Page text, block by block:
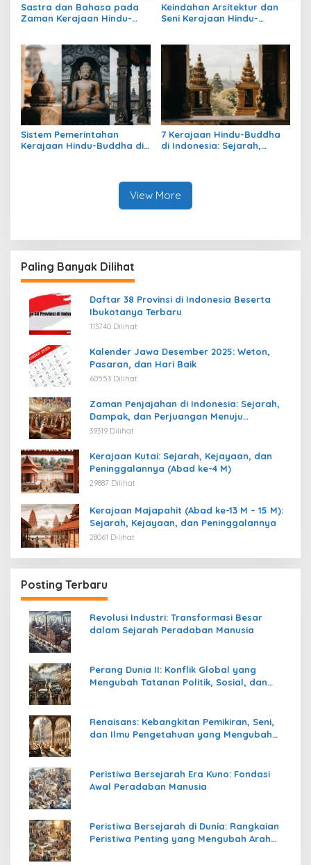
Sastra dan Bahasa pada
Zaman Kerajaan Hindu-
Keindahan Arsitektur dan
Seni Kerajaan Hindu-
Sistem Pemerintahan
Kerajaan Hindu-Buddha di
7 Kerajaan Hindu-Buddha
di Indonesia: Sejarah,
View More
Paling Banyak Dilihat
Daftar 38 Provinsi di Indonesia Beserta
Ibukotanya Terbaru
113740 Dilihat
Kalender Jawa Desember 2025: Weton,
Pasaran, dan Hari Baik
60553 Dilihat
Zaman Penjajahan di Indonesia: Sejarah,
Dampak, dan Perjuangan Menuju
Kemerdekaan
39319 Dilihat
Kerajaan Kutai: Sejarah, Kejayaan, dan
Peninggalannya (Abad ke-4 M)
29887 Dilihat
Kerajaan Majapahit (Abad ke-13 M – 15 M):
Sejarah, Kejayaan, dan Peninggalannya
28061 Dilihat
Posting Terbaru
Revolusi Industri: Transformasi Besar
dalam Sejarah Peradaban Manusia
Perang Dunia II: Konflik Global yang
Mengubah Tatanan Politik, Sosial, dan
Renaisans: Kebangkitan Pemikiran, Seni,
dan Ilmu Pengetahuan yang Mengubah
Peristiwa Bersejarah Era Kuno: Fondasi
Awal Peradaban Manusia
Peristiwa Bersejarah di Dunia: Rangkaian
Peristiwa Penting yang Mengubah Arah